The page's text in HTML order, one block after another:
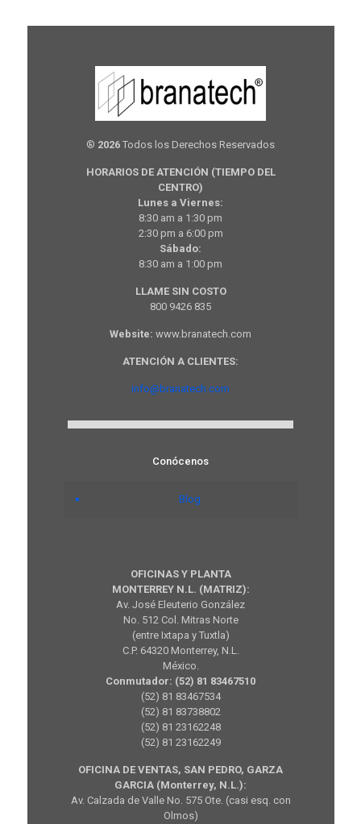
® 2026 Todos los Derechos Reservados
HORARIOS DE ATENCIÓN (TIEMPO DEL
CENTRO)
Lunes a Viernes:
8:30 am a 1:30 pm
2:30 pm a 6:00 pm
Sábado:
8:30 am a 1:00 pm
LLAME SIN COSTO
800 9426 835
Website: www.branatech.com
ATENCIÓN A CLIENTES:
info@branatech.com
Conócenos
Blog
OFICINAS Y PLANTA
MONTERREY N.L. (MATRIZ):
Av. José Eleuterio González
No. 512 Col. Mitras Norte
(entre Ixtapa y Tuxtla)
C.P. 64320 Monterrey, N.L.
México.
Conmutador: (52) 81 83467510
(52) 81 83467534
(52) 81 83738802
(52) 81 23162248
(52) 81 23162249
OFICINA DE VENTAS, SAN PEDRO, GARZA
GARCIA (Monterrey, N.L.):
Av. Calzada de Valle No. 575 Ote. (casi esq. con
Olmos)